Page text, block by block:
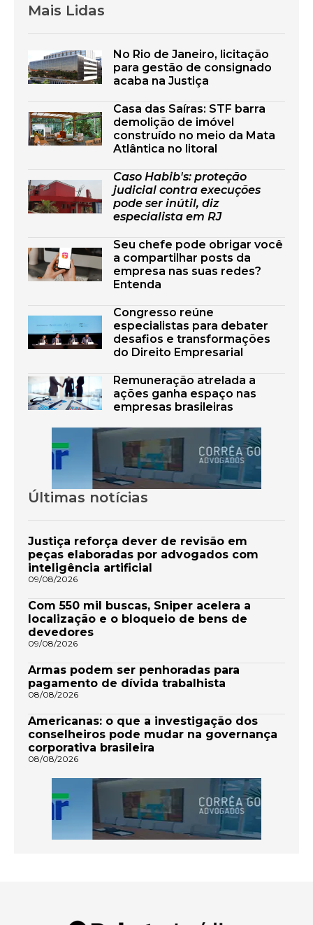
Mais Lidas
No Rio de Janeiro, licitação
para gestão de consignado
acaba na Justiça
Casa das Saíras: STF barra
demolição de imóvel
construído no meio da Mata
Atlântica no litoral
Caso Habib's: proteção
judicial contra execuções
pode ser inútil, diz
especialista em RJ
Seu chefe pode obrigar você
a compartilhar posts da
empresa nas suas redes?
Entenda
Congresso reúne
especialistas para debater
desafios e transformações
do Direito Empresarial
Remuneração atrelada a
ações ganha espaço nas
empresas brasileiras
Últimas notícias
Justiça reforça dever de revisão em
peças elaboradas por advogados com
inteligência artificial
09/08/2026
Com 550 mil buscas, Sniper acelera a
localização e o bloqueio de bens de
devedores
09/08/2026
Armas podem ser penhoradas para
pagamento de dívida trabalhista
08/08/2026
Americanas: o que a investigação dos
conselheiros pode mudar na governança
corporativa brasileira
08/08/2026